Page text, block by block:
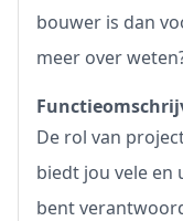
bouwer is dan
meer over
De rol van
biedt jou vele en
bent